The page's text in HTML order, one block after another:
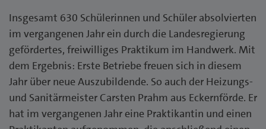
Insgesamt 630 Schülerinnen und Schüler absolvierten
im vergangenen Jahr ein durch die Landesregierung
gefördertes, freiwilliges Praktikum im Handwerk. Mit
dem Ergebnis: Erste Betriebe freuen sich in diesem
Jahr über neue Auszubildende. So auch der Heizungs-
und Sanitärmeister Carsten Prahm aus Eckernförde. Er
hat im vergangenen Jahr eine Praktikantin und einen